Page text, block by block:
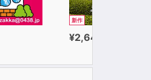
新作
¥2,640